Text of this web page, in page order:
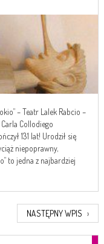
– Teatr Lalek Rabcio –
Collodiego
131 lat! Urodził się
niepoprawny,
to jedna z najbardziej
NASTĘPNY WPIS ›